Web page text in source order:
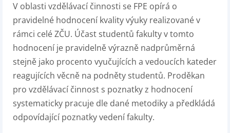
V oblasti vzdělávací činnosti se FPE opírá o
pravidelné hodnocení kvality výuky realizované v
rámci celé ZČU. Účast studentů fakulty v tomto
hodnocení je pravidelně výrazně nadprůměrná
stejně jako procento vyučujících a vedoucích kateder
reagujících věcně na podněty studentů. Proděkan
pro vzdělávací činnost s poznatky z hodnocení
systematicky pracuje dle dané metodiky a předkládá
odpovídající poznatky vedení fakulty.